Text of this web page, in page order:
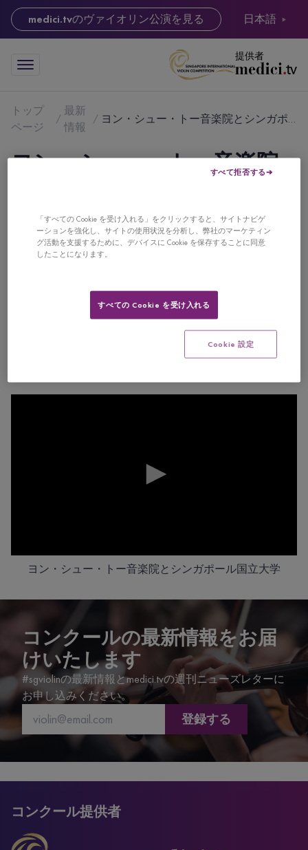
medici.tvのヴァイオリン公演を見る 日本語
提供者
トップ
ページ
最新
情報
ヨン・シュー・トー音楽院とシンガポール国立大学の紹介
ヨン・シュー・トー音楽院
紹介
2022年12月4日3:42
楽院を、声楽専攻のキラ・リムと学部長のピーター・トー
ンクイスト先生がご案内します！ヨン・シュー・トー音楽
院は、クリエイターのセーフスペースであり、包括性と集
団的な音楽性が特徴で、国際的なコンクールを開催するに
0
seconds
minutes,
55
ヨン・シュー・トー音楽院とシンガポール国立大学
コンクールの最新情報をお届
けいたします
#sgviolinの最新情報とmedici.tvの週刊ニューズレターに
お申し込みください。
登録する
コンクール提供者
「すべての Cookie を受け入れる」をクリックすると、サイトナビゲ
ーションを強化し、サイトの使用状況を分析し、弊社のマーケティン
グ活動を支援するために、デバイスに Cookie を保存することに同意
したことになります。
すべて拒否する
すべての Cookie を受け入れる
Cookie 設定